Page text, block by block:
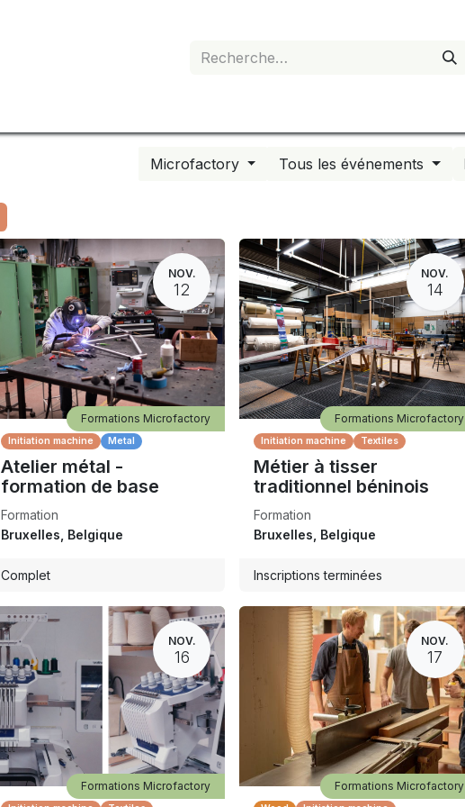
Microfactory Tous les événements
NOV.
12
Initiation machine Metal
Atelier métal -
formation de base
Formation
Formations Microfactory
Bruxelles Belgique
Complet
NOV.
14
Initiation machine Textiles
Métier à tisser
traditionnel béninois
Formation
Formations Microfactory
Bruxelles Belgique
Inscriptions terminées
NOV.
16
Formations Microfactory
NOV.
17
Formations Microfactory